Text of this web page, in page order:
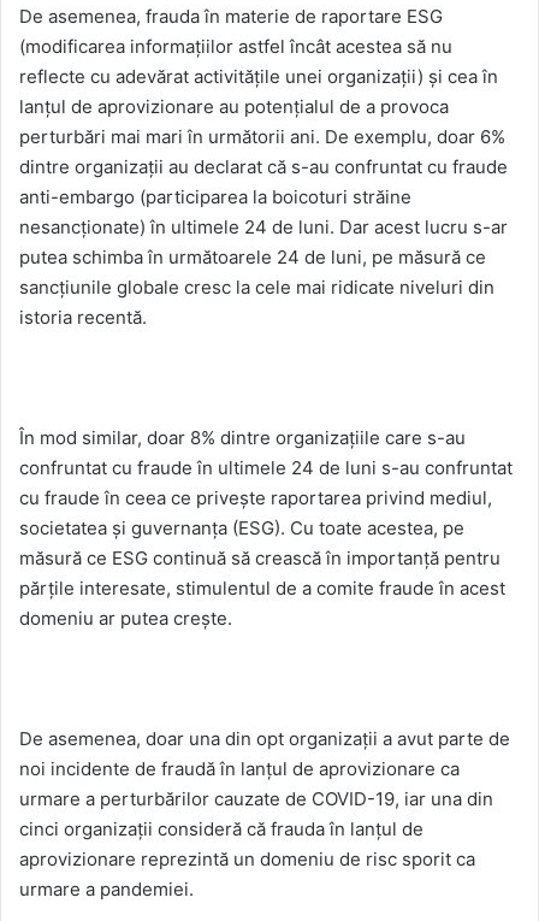
De asemenea, frauda în materie de raportare ESG
(modificarea informațiilor astfel încât acestea să nu
reflecte cu adevărat activitățile unei organizații) și cea în
lanțul de aprovizionare au potențialul de a provoca
perturbări mai mari în următorii ani. De exemplu, doar 6%
dintre organizații au declarat că s-au confruntat cu fraude
anti-embargo (participarea la boicoturi străine
nesancționate) în ultimele 24 de luni. Dar acest lucru s-ar
putea schimba în următoarele 24 de luni, pe măsură ce
sancțiunile globale cresc la cele mai ridicate niveluri din
istoria recentă.
În mod similar, doar 8% dintre organizațiile care s-au
confruntat cu fraude în ultimele 24 de luni s-au confruntat
cu fraude în ceea ce privește raportarea privind mediul,
societatea și guvernanța (ESG). Cu toate acestea, pe
măsură ce ESG continuă să crească în importanță pentru
părțile interesate, stimulentul de a comite fraude în acest
domeniu ar putea crește.
De asemenea, doar una din opt organizații a avut parte de
noi incidente de fraudă în lanțul de aprovizionare ca
urmare a perturbărilor cauzate de COVID-19, iar una din
cinci organizații consideră că frauda în lanțul de
aprovizionare reprezintă un domeniu de risc sporit ca
urmare a pandemiei.